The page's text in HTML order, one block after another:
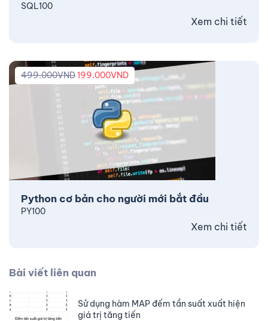
SQL100
Xem chi tiết
Python cơ bản cho người mới bắt đầu
499.000VND199.000VND
PY100
Xem chi tiết
Bài viết liên quan
Sử dụng hàm MAP đếm tần suất xuất hiện
giá trị tăng tiến